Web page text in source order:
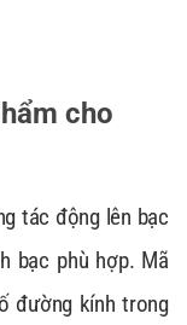
cho
tác động lên bạc
bạc phù hợp. Mã
đường kính trong